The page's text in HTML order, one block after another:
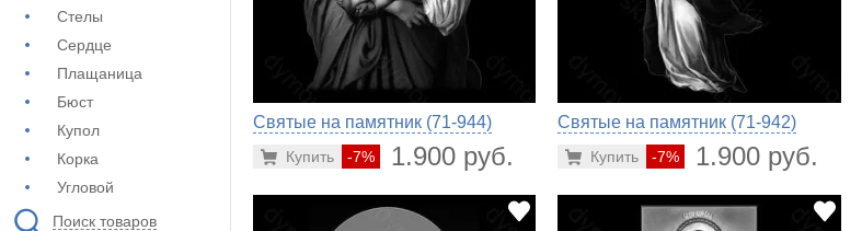
Стелы
Сердце
Плащаница
Бюст
Купол
Корка
Угловой
Поиск товаров
Святые на памятник (71-944)
-7% 1.900 руб.
Купить
Святые на памятник (71-942)
-7% 1.900 руб.
Купить